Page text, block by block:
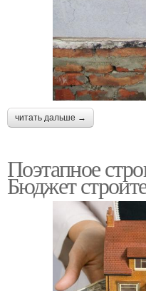
читать дальше →
Поэтапное
Бюджет